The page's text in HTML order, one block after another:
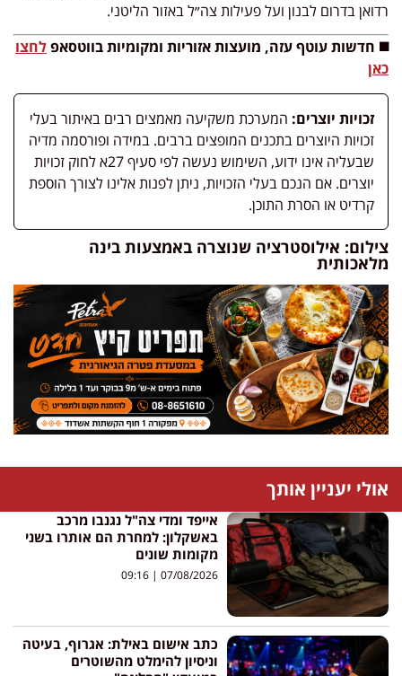
רדואן בדרום לבנון ועל פעילות צה״ל באזור הליטני.
◼️ חדשות עוטף עזה, מועצות אזוריות ומקומיות בווטסאפלחצו
כאן
זכויות יוצרים: המערכת משקיעה מאמצים רבים באיתור בעלי
זכויות היוצרים בתכנים המופצים ברבים. במידה ופורסמה מדיה
שבעליה אינו ידוע, השימוש נעשה לפי סעיף 27א לחוק זכויות
יוצרים. אם הנכם בעלי הזכויות, ניתן לפנות אלינו לצורך הוספת
קרדיט או הסרת התוכן.
צילום: אילוסטרציה שנוצרה באמצעות בינה
מלאכותית
אולי יעניין אותך
אייפד ומדי צה"ל נגנבו מרכב
באשקלון: למחרת הם אותרו בשני
מקומות שונים
07/08/2026
כתב אישום באילת: אגרוף, בעיטה
וניסיון להימלט מהשוטרים